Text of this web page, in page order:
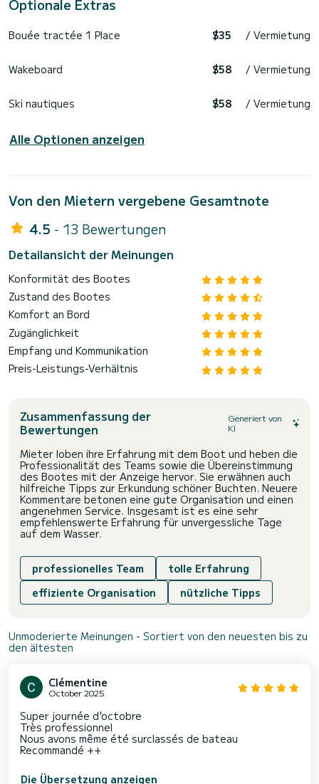
Optionale Extras
Bouée tractée 1 Place $35 / Vermietung
Wakeboard $58 / Vermietung
Ski nautiques $58 / Vermietung
Alle Optionen anzeigen
Von den Mietern vergebene Gesamtnote
4.5 - 13 Bewertungen
Detailansicht der Meinungen
Konformität des Bootes
Zustand des Bootes
Komfort an Bord
Zugänglichkeit
Empfang und Kommunikation
Preis-Leistungs-Verhältnis
Zusammenfassung der
Bewertungen
Generiert von
KI
Mieter loben ihre Erfahrung mit dem Boot und heben die
Professionalität des Teams sowie die Übereinstimmung
des Bootes mit der Anzeige hervor. Sie erwähnen auch
hilfreiche Tipps zur Erkundung schöner Buchten. Neuere
Kommentare betonen eine gute Organisation und einen
angenehmen Service. Insgesamt ist es eine sehr
empfehlenswerte Erfahrung für unvergessliche Tage
auf dem Wasser.
professionelles Team
tolle Erfahrung
effiziente Organisation
nützliche Tipps
Unmoderierte Meinungen - Sortiert von den neuesten bis zu
den ältesten
Clémentine
October 2025
Super journée d'octobre
Très professionnel
Nous avons même été surclassés de bateau
Recommandé ++
Die Übersetzung anzeigen